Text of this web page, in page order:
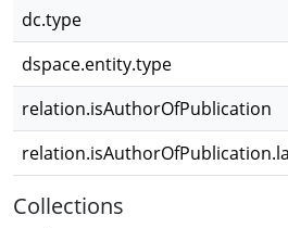
dc.type
dspace.entity.type
relation.isAuthorOfPublication
Collections